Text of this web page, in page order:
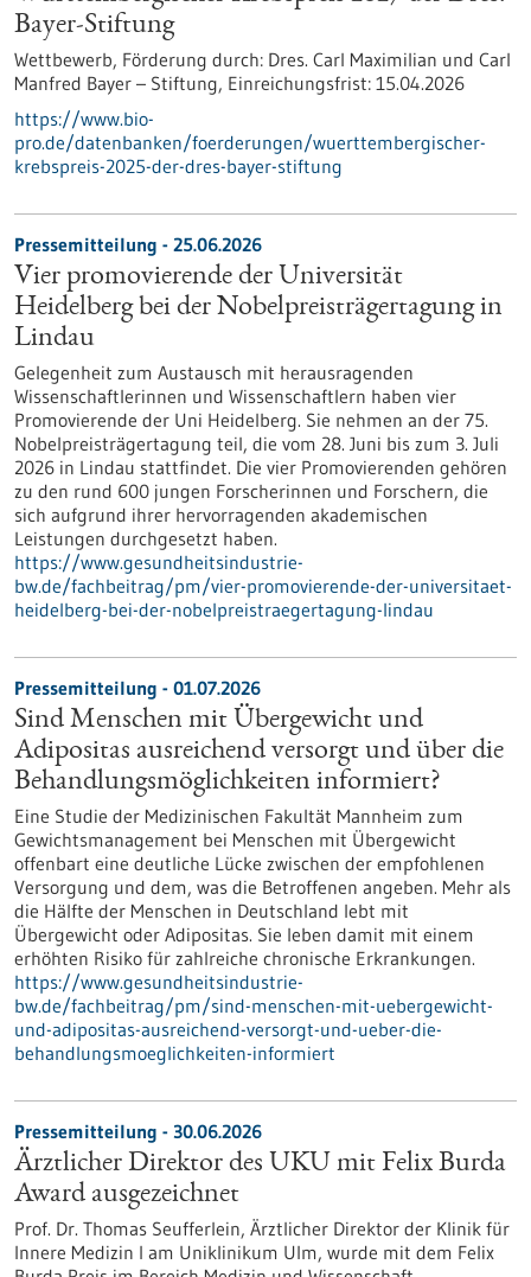
Bayer-Stiftung
Wettbewerb, Förderung durch: Dres. Carl Maximilian und Carl
Manfred Bayer – Stiftung, Einreichungsfrist: 15.04.2026
https://www.bio-
pro.de/datenbanken/foerderungen/wuerttembergischer-
krebspreis-2025-der-dres-bayer-stiftung
Pressemitteilung - 25.06.2026
Vier promovierende der Universität
Heidelberg bei der Nobelpreisträgertagung in
Lindau
Gelegenheit zum Austausch mit herausragenden
Wissenschaftlerinnen und Wissenschaftlern haben vier
Promovierende der Uni Heidelberg. Sie nehmen an der 75.
Nobelpreisträgertagung teil, die vom 28. Juni bis zum 3. Juli
2026 in Lindau stattfindet. Die vier Promovierenden gehören
zu den rund 600 jungen Forscherinnen und Forschern, die
sich aufgrund ihrer hervorragenden akademischen
Leistungen durchgesetzt haben.
https://www.gesundheitsindustrie-
bw.de/fachbeitrag/pm/vier-promovierende-der-universitaet-
heidelberg-bei-der-nobelpreistraegertagung-lindau
Pressemitteilung - 01.07.2026
Sind Menschen mit Übergewicht und
Adipositas ausreichend versorgt und über die
Behandlungsmöglichkeiten informiert?
Eine Studie der Medizinischen Fakultät Mannheim zum
Gewichtsmanagement bei Menschen mit Übergewicht
offenbart eine deutliche Lücke zwischen der empfohlenen
Versorgung und dem, was die Betroffenen angeben. Mehr als
die Hälfte der Menschen in Deutschland lebt mit
Übergewicht oder Adipositas. Sie leben damit mit einem
erhöhten Risiko für zahlreiche chronische Erkrankungen.
https://www.gesundheitsindustrie-
bw.de/fachbeitrag/pm/sind-menschen-mit-uebergewicht-
und-adipositas-ausreichend-versorgt-und-ueber-die-
behandlungsmoeglichkeiten-informiert
Pressemitteilung - 30.06.2026
Ärztlicher Direktor des UKU mit Felix Burda
Award ausgezeichnet
Prof. Dr. Thomas Seufferlein, Ärztlicher Direktor der Klinik für
Innere Medizin I am Uniklinikum Ulm, wurde mit dem Felix